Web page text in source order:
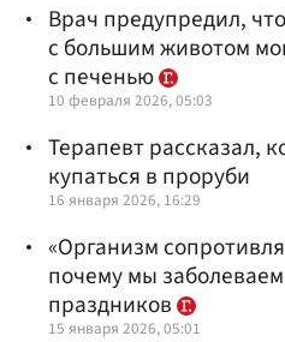
Врач предупредил,
с большим животом
с печенью
10 февраля 2026, 05:03
Терапевт рассказал,
купаться в проруби
16 января 2026, 16:29
«Организм
почему мы
праздников
15 января 2026, 05:01